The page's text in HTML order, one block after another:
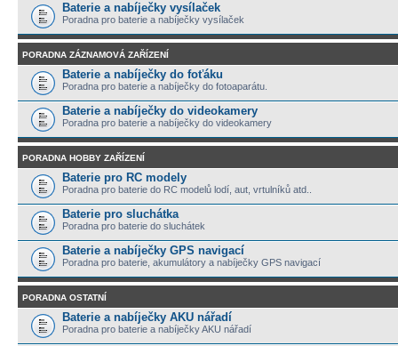
Baterie a nabíječky vysílaček
Poradna pro baterie a nabíječky vysílaček
PORADNA ZÁZNAMOVÁ ZAŘÍZENÍ
Baterie a nabíječky do foťáku
Poradna pro baterie a nabíječky do fotoaparátu.
Baterie a nabíječky do videokamery
Poradna pro baterie a nabíječky do videokamery
PORADNA HOBBY ZAŘÍZENÍ
Baterie pro RC modely
Poradna pro baterie do RC modelů lodí, aut, vrtulníků atd..
Baterie pro sluchátka
Poradna pro baterie do sluchátek
Baterie a nabíječky GPS navigací
Poradna pro baterie, akumulátory a nabíječky GPS navigací
PORADNA OSTATNÍ
Baterie a nabíječky AKU nářadí
Poradna pro baterie a nabíječky AKU nářadí